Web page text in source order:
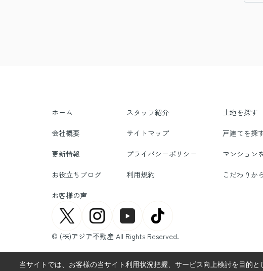
ホーム スタッフ紹介 土地を探す
会社概要 サイトマップ 戸建てを探
更新情報 プライバシーポリシー マンション
お役立ちブログ 利用規約 こだわりか
お客様の声
© (株)アジア不動産 All Rights Reserved.
当サイトでは、お客様の当サイト利用状況把握、サービス向上検討を目的